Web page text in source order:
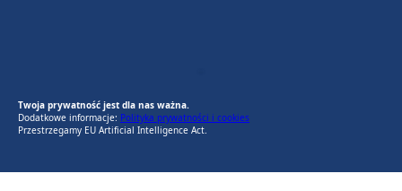
Twoja prywatność jest dla nas ważna.
Dodatkowe informacje: Polityka prywatności i cookies
Przestrzegamy EU Artificial Intelligence Act.